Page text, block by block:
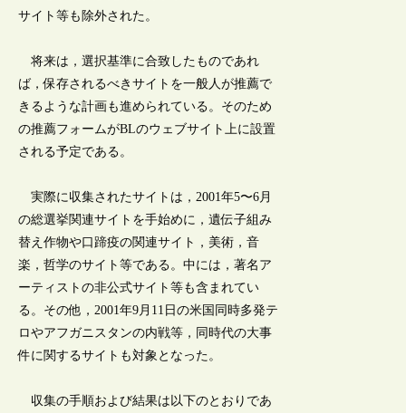
サイト等も除外された。
将来は，選択基準に合致したものであれ
ば，保存されるべきサイトを一般人が推薦で
きるような計画も進められている。そのため
の推薦フォームがBLのウェブサイト上に設置
される予定である。
実際に収集されたサイトは，2001年5〜6月
の総選挙関連サイトを手始めに，遺伝子組み
替え作物や口蹄疫の関連サイト，美術，音
楽，哲学のサイト等である。中には，著名ア
ーティストの非公式サイト等も含まれてい
る。その他，2001年9月11日の米国同時多発テ
ロやアフガニスタンの内戦等，同時代の大事
件に関するサイトも対象となった。
収集の手順および結果は以下のとおりであ